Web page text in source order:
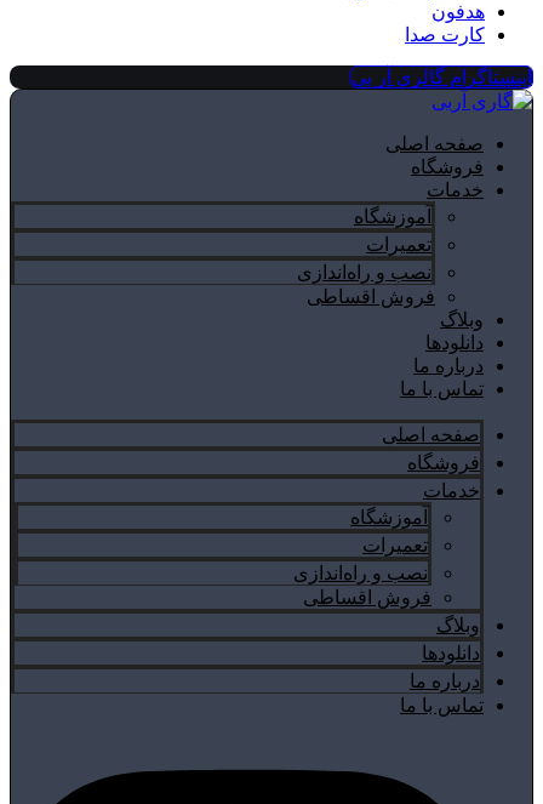
هدفون
کارت صدا
اینستاگرام گالری آر بی
صفحه اصلی
فروشگاه
خدمات
آموزشگاه
تعمیرات
نصب و راه‌اندازی
فروش اقساطی
وبلاگ
دانلودها
درباره ما
تماس با ما
صفحه اصلی
فروشگاه
خدمات
آموزشگاه
تعمیرات
نصب و راه‌اندازی
فروش اقساطی
وبلاگ
دانلودها
درباره ما
تماس با ما